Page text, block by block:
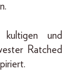
und
Ratched